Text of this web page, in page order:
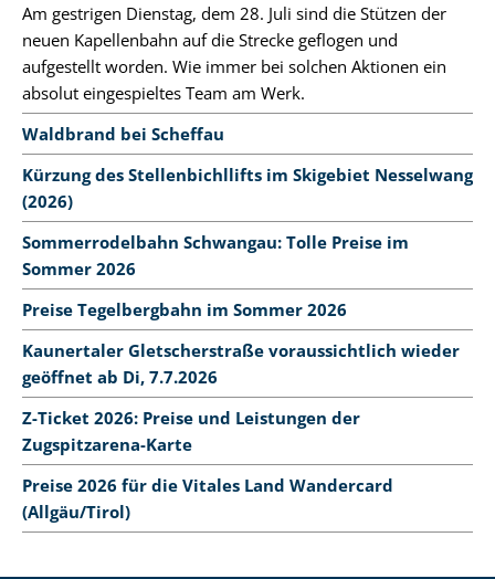
Am gestrigen Dienstag, dem 28. Juli sind die Stützen der
neuen Kapellenbahn auf die Strecke geflogen und
aufgestellt worden. Wie immer bei solchen Aktionen ein
absolut eingespieltes Team am Werk.
Waldbrand bei Scheffau
Kürzung des Stellenbichllifts im Skigebiet Nesselwang
(2026)
Sommerrodelbahn Schwangau: Tolle Preise im
Sommer 2026
Preise Tegelbergbahn im Sommer 2026
Kaunertaler Gletscherstraße voraussichtlich wieder
geöffnet ab Di, 7.7.2026
Z-Ticket 2026: Preise und Leistungen der
Zugspitzarena-Karte
Preise 2026 für die Vitales Land Wandercard
(Allgäu/Tirol)